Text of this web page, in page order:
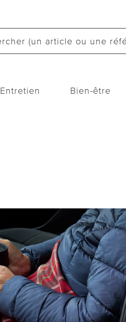
Entretien Bien-être